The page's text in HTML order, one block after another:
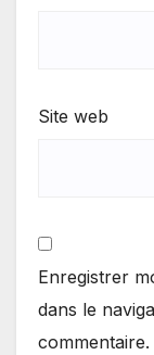
Site web
Enregistrer
dans le
commentaire.